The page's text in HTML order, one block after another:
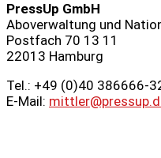
PressUp GmbH
Aboverwaltung und
Postfach 70 13 11
22013 Hamburg
Tel.: +49 (0)40
E-Mail: